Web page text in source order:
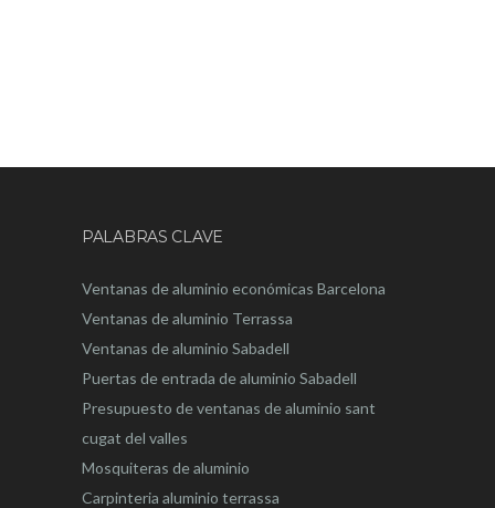
PALABRAS CLAVE
Ventanas de aluminio económicas Barcelona
Ventanas de aluminio Terrassa
Ventanas de aluminio Sabadell
Puertas de entrada de aluminio Sabadell
Presupuesto de ventanas de aluminio sant
cugat del valles
Mosquiteras de aluminio
Carpinteria aluminio terrassa